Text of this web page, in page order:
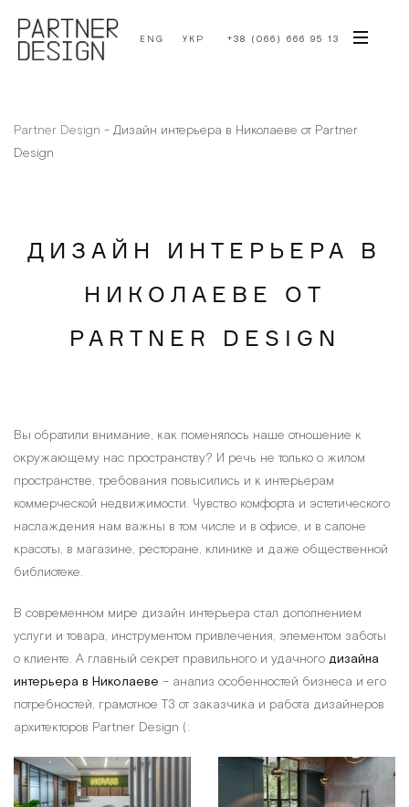
+38 (066) 666 95 13
ENG УКР
Partner Design - Дизайн интерьера в Николаеве от Partner
Design
ДИЗАЙН ИНТЕРЬЕРА В
НИКОЛАЕВЕ ОТ
PARTNER DESIGN
Вы обратили внимание, как поменялось наше отношение к
окружающему нас пространству? И речь не только о жилом
пространстве, требования повысились и к интерьерам
коммерческой недвижимости. Чувство комфорта и эстетического
наслаждения нам важны в том числе и в офисе, и в салоне
красоты, в магазине, ресторане, клинике и даже общественной
библиотеке.
В современном мире дизайн интерьера стал дополнением
услуги и товара, инструментом привлечения, элементом заботы
о клиенте. А главный секрет правильного и удачного дизайна
интерьера в Николаеве – анализ особенностей бизнеса и его
потребностей, грамотное ТЗ от заказчика и работа дизайнеров
архитекторов Partner Design (: